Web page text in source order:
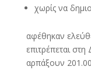
χωρίς να
αφέθηκαν
επιτρέπεται
αρπάξουν